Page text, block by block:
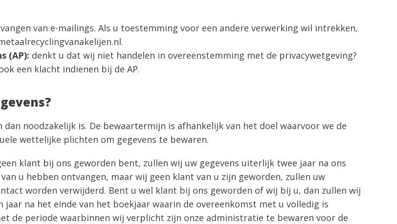
van e-mailings. Als u toestemming voor een andere verwerking wil intrekken,
(AP): denkt u dat wij niet handelen in overeenstemming met de privacywetgeving?
een klacht indienen bij de AP.
noodzakelijk is. De bewaartermijn is afhankelijk van het doel waarvoor we de
wettelijke plichten om gegevens te bewaren.
klant bij ons geworden bent, zullen wij uw gegevens uiterlijk twee jaar na ons
u hebben ontvangen, maar wij geen klant van u zijn geworden, zullen uw
worden verwijderd. Bent u wel klant bij ons geworden of wij bij u, dan zullen wij
jaar na het einde van het boekjaar waarin de overeenkomst met u volledig is
de periode waarbinnen wij verplicht zijn onze administratie te bewaren voor de